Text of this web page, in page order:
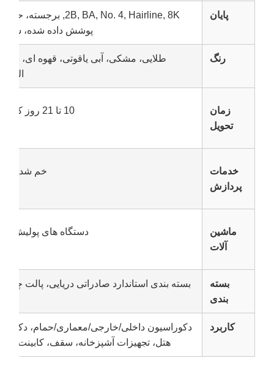
پایان
پوشش داده شده،
رنگ
طلایی، مشکی، آبی یاقوتی، قهوه ای،
زمان
تحویل
10 تا 21 روز کاری پس از دریافت 30٪ سپرده
خدمات
پردازش
خم شدن،
ماشین
آلات
دستگاه های پولیش 8k، دستگاه های پوشش Pvd.
بسته
بندی
بسته بندی استاندارد صادراتی دریایی، پالت
کاربرد
دکوراسیون داخلی/خارجی/معماری/حمام،
هتل، تجهیزات آشپزخانه، سقف، کابینت،